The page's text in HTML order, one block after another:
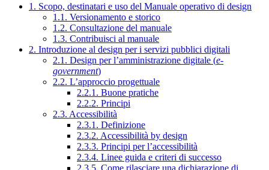
1. Scopo, destinatari e uso del Manuale operativo di design
1.1. Versionamento e storico
1.2. Consultazione del manuale
1.3. Contribuisci al manuale
2. Introduzione al design per i servizi pubblici digitali
2.1. Design per l’amministrazione digitale (e-
government)
2.2. L’approccio progettuale
2.2.1. Buone pratiche
2.2.2. Principi
2.3. Accessibilità
2.3.1. Definizione
2.3.2. Accessibilità by design
2.3.3. Principi per l’accessibilità
2.3.4. Linee guida e criteri di successo
2.3.5. Come rilasciare una dichiarazione di